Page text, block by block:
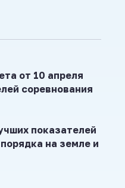
от 10 апреля
соревнования
показателей
на земле и